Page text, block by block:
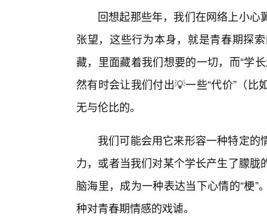
回想起那些年，我们在网络上小
张望，这些行为本身，就是青春期探
藏，里面藏着我们想要的一切，而“学
然有时会让我们付出💡一些“代价”（
无与伦比的。
我们可能会用它来形容一种特定
力，或者当我们对某个学长产生了朦
脑海里，成为一种表达当下心情的“梗
种对青春期情感的戏谑。